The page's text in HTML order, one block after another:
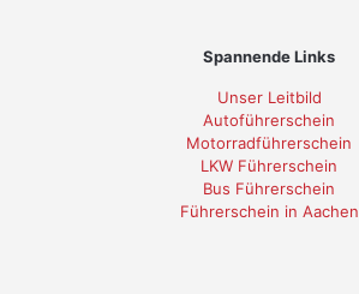
Spannende Links
Unser Leitbild
Autoführerschein
Motorradführerschein
LKW Führerschein
Bus Führerschein
Führerschein in Aachen